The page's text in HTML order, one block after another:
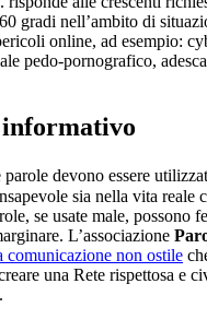
gradi nell’ambito di
online, ad esempio:
pedo-pornografico,
parole devono essere
sia nella vita reale
se usate male, possono
L’associazione
comunicazione non ostile
una Rete rispettosa e